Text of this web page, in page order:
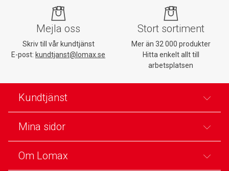
Mejla oss
Skriv till vår kundtjänst
E-post: kundtjanst@lomax.se
Stort sortiment
Mer än 32 000 produkter
Hitta enkelt allt till
arbetsplatsen
Kundtjänst
Mina sidor
Om Lomax